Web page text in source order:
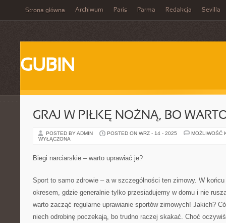
Strona główna Archiwum Paris Parma Redakcja Sevilla
GUBIN
GRAJ W PIŁKĘ NOŻNĄ, BO
POSTED BY ADMIN POSTED ON WRZ - 14 - 2025
MOŻLIWOŚĆ
WYŁĄCZONA
Biegi narciarskie – warto uprawiać je?
Sport to samo zdrowie – a w szczególności ten zimowy. W
okresem, gdzie generalnie tylko przesiadujemy w domu i nie
warto zacząć regularne uprawianie sportów zimowych! Jakich?
niech odrobinę poczekają, bo trudno raczej skakać. Choć